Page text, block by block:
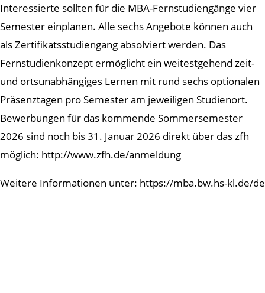
Interessierte sollten für die MBA-Fernstudiengänge vier
Semester einplanen. Alle sechs Angebote können auch
als Zertifikatsstudiengang absolviert werden. Das
Fernstudienkonzept ermöglicht ein weitestgehend zeit-
und ortsunabhängiges Lernen mit rund sechs optionalen
Präsenztagen pro Semester am jeweiligen Studienort.
Bewerbungen für das kommende Sommersemester
2026 sind noch bis 31. Januar 2026 direkt über das zfh
möglich: http://www.zfh.de/anmeldung
Weitere Informationen unter: https://mba.bw.hs-kl.de/de